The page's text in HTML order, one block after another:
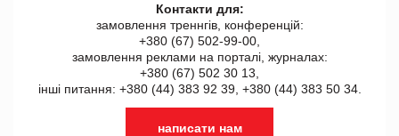
Контакти для:
замовлення треннгів, конференцій:
+380 (67) 502-99-00,
замовлення реклами на порталі, журналах:
+380 (67) 502 30 13,
інші питання: +380 (44) 383 92 39, +380 (44) 383 50 34.
написати нам